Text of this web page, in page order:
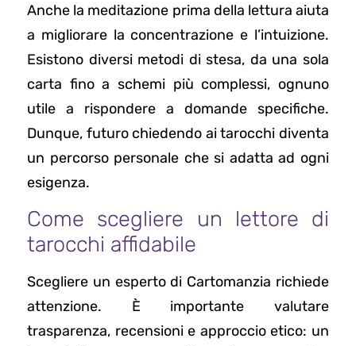
Anche la meditazione prima della lettura aiuta
a migliorare la concentrazione e l’intuizione.
Esistono diversi metodi di stesa, da una sola
carta fino a schemi più complessi, ognuno
utile a rispondere a domande specifiche.
Dunque, futuro chiedendo ai tarocchi diventa
un percorso personale che si adatta ad ogni
esigenza.
Come scegliere un lettore di
tarocchi affidabile
Scegliere un esperto di Cartomanzia richiede
attenzione. È importante valutare
trasparenza, recensioni e approccio etico: un